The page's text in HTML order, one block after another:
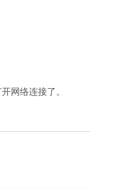
网络连接了。